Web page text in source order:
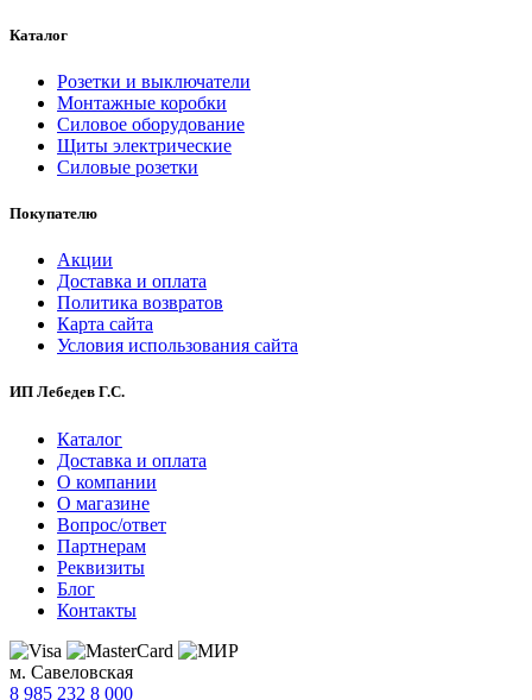
Каталог
Розетки и выключатели
Монтажные коробки
Силовое оборудование
Щиты электрические
Силовые розетки
Покупателю
Акции
Доставка и оплата
Политика возвратов
Карта сайта
Условия использования сайта
ИП Лебедев Г.С.
Каталог
Доставка и оплата
О компании
О магазине
Вопрос/ответ
Партнерам
Реквизиты
Блог
Контакты
м. Савеловская
8 985 232 8 000